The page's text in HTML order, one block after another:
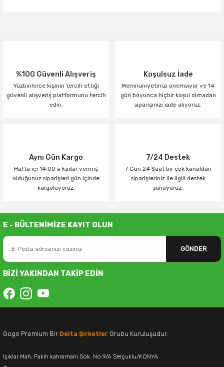
%100 Güvenli Alışveriş
Yüzbinlerce kişinin tercih ettiği
güvenli alışveriş platformunu tercih
edin.
Koşulsuz İade
Memnuniyetinizi önemsiyor ve 14
gün boyunca hiçbir koşul olmadan
siparişinizi iade alıyoruz.
Aynı Gün Kargo
Hafta içi 14:00 a kadar vermiş
olduğunuz siparişleri gün içinde
kargoluyoruz.
7/24 Destek
7 Gün 24 Saat bir çok kanaldan
siparişleriniz ile ilgili destek
sunuyoruz.
E - BÜLTENİMİZE KAYIT OLUN
GÖNDER
BİZİ YAKINDAN TAKİP EDİN
Gogo Premium Bir Delta Şirketler Grubu Kuruluşudur.
Işıklar Mah. Fakih kahramani Sok. No:9/A Selçuklu/KONYA